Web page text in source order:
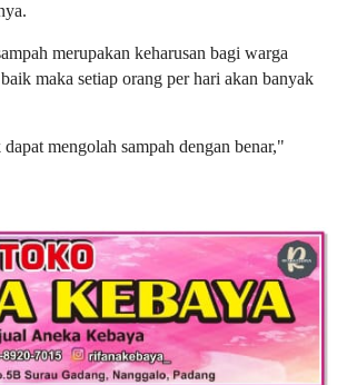
merupakan keharusan bagi warga
maka setiap orang per hari akan banyak
mengolah sampah dengan benar,"